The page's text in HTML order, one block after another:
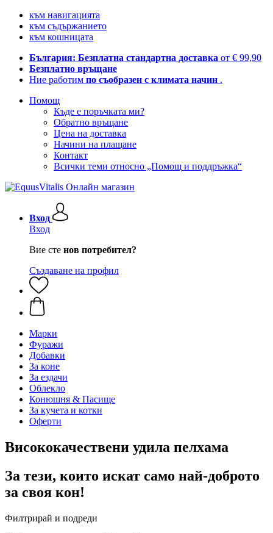
към навигацията
към съдържанието
към кошницата
България: Безплатна стандартна доставка от € 99,90
Безплатно връщане
Ние работим по съобразен с климата начин .
Помощ
Къде е поръчката ми?
Обратно връщане
Цена на доставка
Начини на плащане
Контакт
Всички теми относно „Помощ и поддръжка“
Вход
Вход
Вие сте нов потребител?
Създаване на профил
Марки
Фуражи
Добавки
За коне
За ездачи
Облекло
Конюшня & Пасище
За кучета и котки
Оферти
Висококачествени удила пелхама
За тези, които искат само най-доброто
за своя кон!
Филтрирай и подреди